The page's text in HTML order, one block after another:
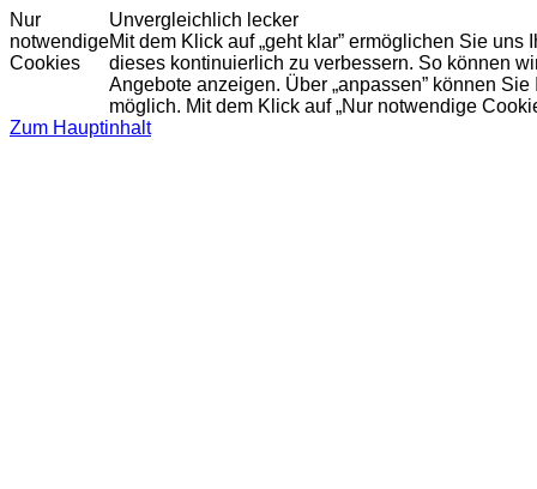
Nur
notwendige
Cookies
Unvergleichlich lecker
Mit dem Klick auf „geht klar” ermöglichen Sie
dieses kontinuierlich zu verbessern. So können
Angebote anzeigen. Über „anpassen” können
möglich. Mit dem Klick auf „Nur notwendige
Zum Hauptinhalt